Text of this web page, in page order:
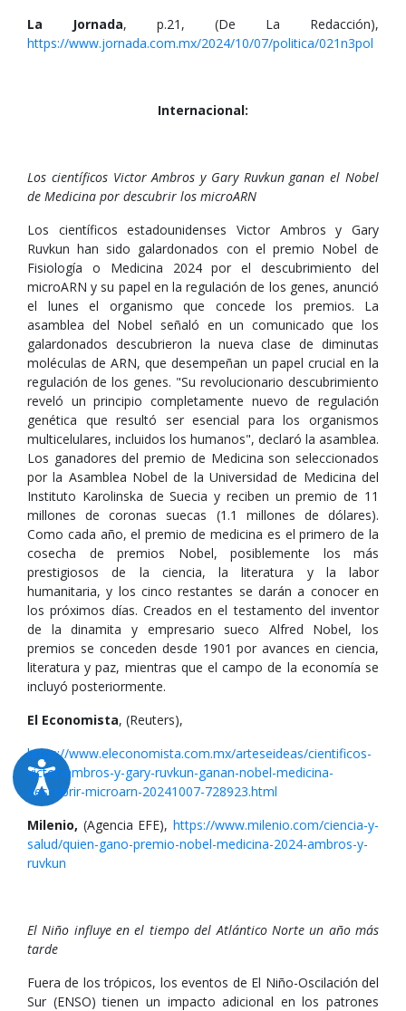
La Jornada, p.21, (De La Redacción),
https://www.jornada.com.mx/2024/10/07/politica/021n3pol
Internacional:
Los científicos Victor Ambros y Gary Ruvkun ganan el Nobel
de Medicina por descubrir los microARN
Los científicos estadounidenses Victor Ambros y Gary
Ruvkun han sido galardonados con el premio Nobel de
Fisiología o Medicina 2024 por el descubrimiento del
microARN y su papel en la regulación de los genes, anunció
el lunes el organismo que concede los premios. La
asamblea del Nobel señaló en un comunicado que los
galardonados descubrieron la nueva clase de diminutas
moléculas de ARN, que desempeñan un papel crucial en la
regulación de los genes. "Su revolucionario descubrimiento
reveló un principio completamente nuevo de regulación
genética que resultó ser esencial para los organismos
multicelulares, incluidos los humanos", declaró la asamblea.
Los ganadores del premio de Medicina son seleccionados
por la Asamblea Nobel de la Universidad de Medicina del
Instituto Karolinska de Suecia y reciben un premio de 11
millones de coronas suecas (1.1 millones de dólares).
Como cada año, el premio de medicina es el primero de la
cosecha de premios Nobel, posiblemente los más
prestigiosos de la ciencia, la literatura y la labor
humanitaria, y los cinco restantes se darán a conocer en
los próximos días. Creados en el testamento del inventor
de la dinamita y empresario sueco Alfred Nobel, los
premios se conceden desde 1901 por avances en ciencia,
literatura y paz, mientras que el campo de la economía se
incluyó posteriormente.
El Economista, (Reuters),
https://www.eleconomista.com.mx/arteseideas/cientificos-
victor-ambros-y-gary-ruvkun-ganan-nobel-medicina-
descubrir-microarn-20241007-728923.html
Milenio, (Agencia EFE), https://www.milenio.com/ciencia-y-
salud/quien-gano-premio-nobel-medicina-2024-ambros-y-
ruvkun
El Niño influye en el tiempo del Atlántico Norte un año más
tarde
Fuera de los trópicos, los eventos de El Niño-Oscilación del
Sur (ENSO) tienen un impacto adicional en los patrones